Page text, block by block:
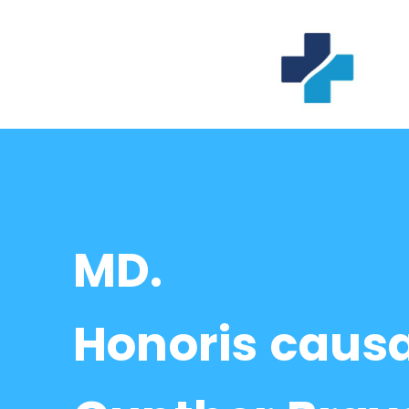
MD.
Honoris